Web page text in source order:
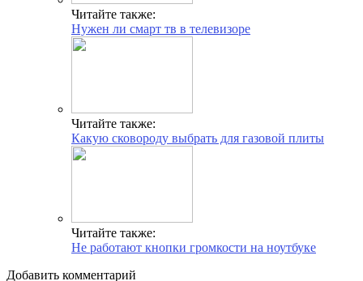
Читайте также:
Нужен ли смарт тв в телевизоре
Читайте также:
Какую сковороду выбрать для газовой плиты
Читайте также:
Не работают кнопки громкости на ноутбуке
Добавить комментарий